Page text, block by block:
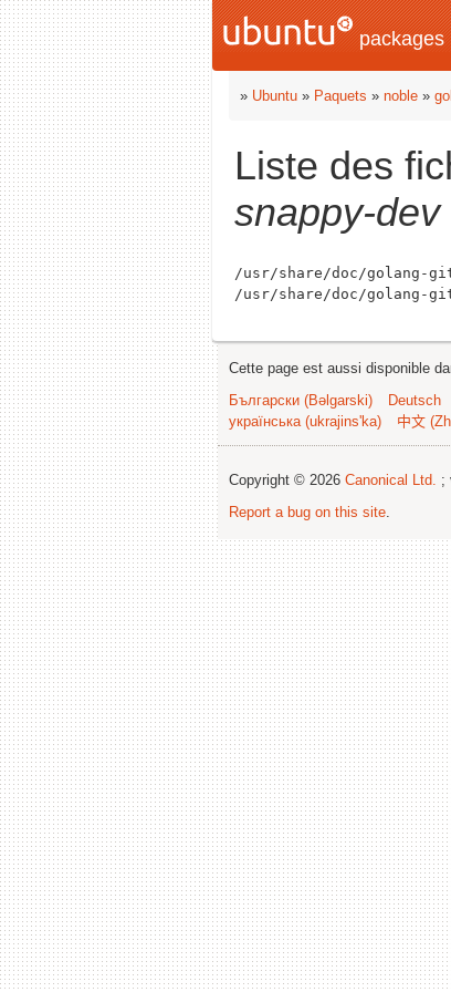
packages
» Ubuntu » Paquets » noble »
Liste des
snappy-dev
/usr/share/doc/golang-
Cette page est aussi disponible
Български (Bəlgarski)
Deutsch
українська (ukrajins'ka)
中文
Copyright © 2026 Canonical Ltd. ;
Report a bug on this site.